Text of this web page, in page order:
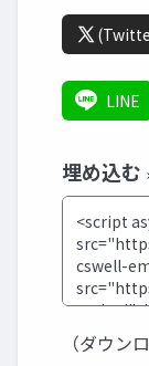
LINE
埋め込む
（ダウン